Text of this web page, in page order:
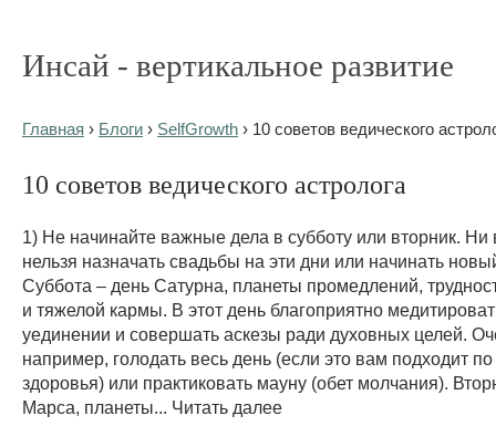
Инсай - вертикальное развитие
Главная › Блоги › SelfGrowth › 10 советов ведического
10 советов ведического астролога
1) Не начинайте важные дела в субботу или вторник. Ни
нельзя назначать свадьбы на эти дни или начинать
Суббота – день Сатурна, планеты промедлений,
и тяжелой кармы. В этот день благоприятно
уединении и совершать аскезы ради духовных целей.
например, голодать весь день (если это вам подходит
здоровья) или практиковать мауну (обет молчания).
Марса, планеты... Читать далее